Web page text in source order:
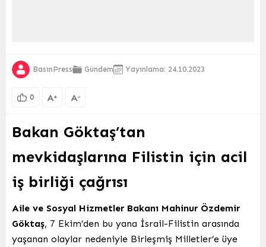
BasınPress Gündem Yayınlama: 24.10.2023
0 A+ A-
Bakan Göktaş’tan
mevkidaşlarına Filistin için acil
iş birliği çağrısı
Aile ve Sosyal Hizmetler Bakanı Mahinur Özdemir
Göktaş, 7 Ekim’den bu yana İsrail-Filistin arasında
yaşanan olaylar nedeniyle Birleşmiş Milletler’e üye